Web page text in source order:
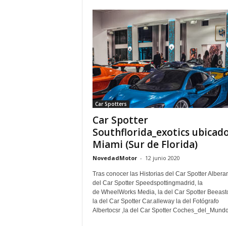
Car Spotters
Car Spotter
Southflorida_exotics
Miami (Sur de Florida)
NovedadMotor - 12 junio 2020
Tras conocer las Historias del Car Spotter
del Car Spotter Speedspottingmadrid, la
de WheelWorks Media, la del Car Spotter
la del Car Spotter Car.alleway la del Fotógrafo
Albertocsr ,la del Car Spotter